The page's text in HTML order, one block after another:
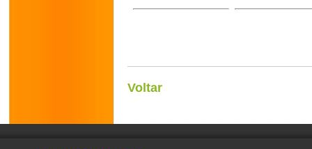
Voltar